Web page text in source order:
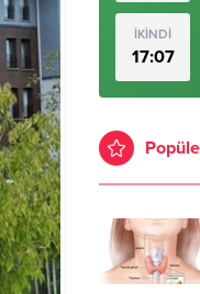
İKİNDİ
17:07